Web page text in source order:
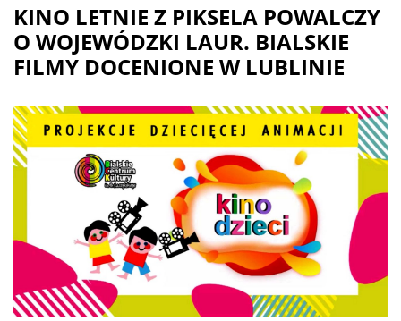
KINO LETNIE Z PIKSELA POWALCZY
O WOJEWÓDZKI LAUR. BIALSKIE
FILMY DOCENIONE W LUBLINIE